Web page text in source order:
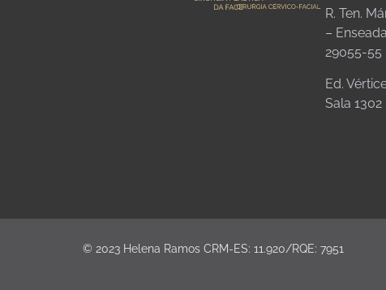
R. Ten.
–
29055-55
Ed.
Sala 1302
© 2023 Helena Ramos CRM-ES: 11.920/RQE: 7951